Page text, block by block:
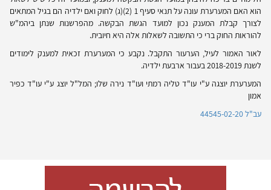
הוא האם המערערת עונה על תנאי סעיף 1 (2)(ג) לחוק ואם ילדיה הם בגיל המתאים
לצורך קבלת המענק נכון למועד הגשת הבקשה. מהפרשנות שנתן ביהמ"ש
להוראות החוק ברי כי התשובה לשאלות אלה היא חיובית.
לאור האמור לעיל, הערעור התקבל. נקבע כי המערערת זכאית למענק לימודים
לשנת 2018-2019 בעבור ארבעת ילדיה.
המערערת יוצגה ע"י עו"ד טליה רמתי ועו"ד נירה שלו; המל"ל יוצג ע"י עו"ד כפיר
אמון
עב"ל 44545-02-20